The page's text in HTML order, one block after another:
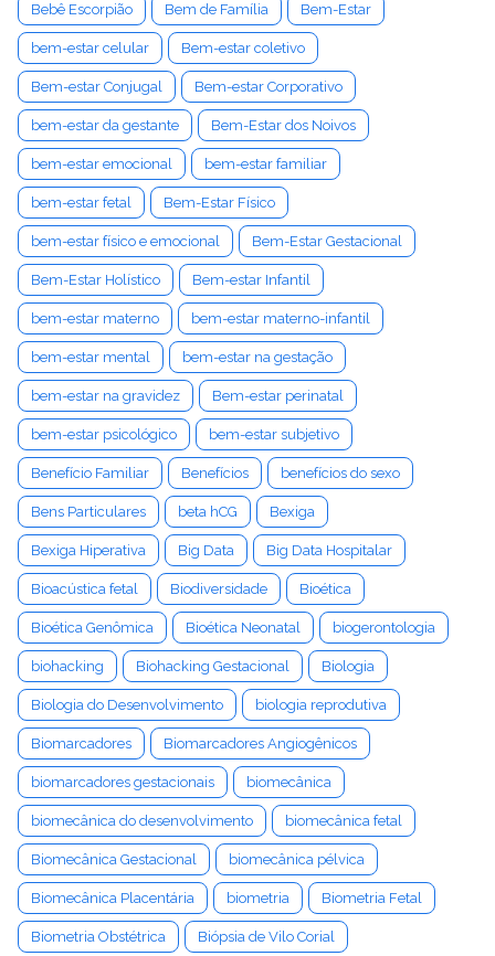
Bebê Escorpião Bem de Família Bem-Estar
bem-estar celular Bem-estar coletivo
Bem-estar Conjugal Bem-estar Corporativo
bem-estar da gestante Bem-Estar dos Noivos
bem-estar emocional bem-estar familiar
bem-estar fetal Bem-Estar Físico
bem-estar físico e emocional Bem-Estar Gestacional
Bem-Estar Holístico Bem-estar Infantil
bem-estar materno bem-estar materno-infantil
bem-estar mental bem-estar na gestação
bem-estar na gravidez Bem-estar perinatal
bem-estar psicológico bem-estar subjetivo
Benefício Familiar Benefícios benefícios do sexo
Bens Particulares beta hCG Bexiga
Bexiga Hiperativa Big Data Big Data Hospitalar
Bioacústica fetal Biodiversidade Bioética
Bioética Genômica Bioética Neonatal biogerontologia
biohacking Biohacking Gestacional Biologia
Biologia do Desenvolvimento biologia reprodutiva
Biomarcadores Biomarcadores Angiogênicos
biomarcadores gestacionais biomecânica
biomecânica do desenvolvimento biomecânica fetal
Biomecânica Gestacional biomecânica pélvica
Biomecânica Placentária biometria Biometria Fetal
Biometria Obstétrica Biópsia de Vilo Corial